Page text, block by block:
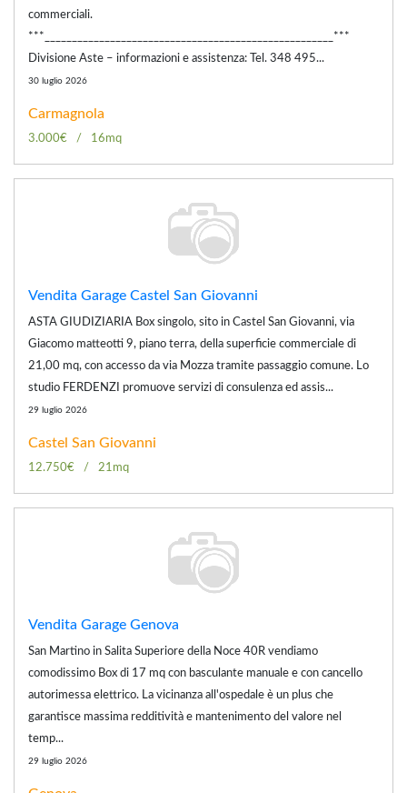
commerciali.
***_____________________________________________________***
Divisione Aste – informazioni e assistenza: Tel. 348 495...
30 luglio 2026
Carmagnola
3.000€ 16mq
Vendita Garage Castel San Giovanni
ASTA GIUDIZIARIA Box singolo, sito in Castel San Giovanni, via
Giacomo matteotti 9, piano terra, della superficie commerciale di
21,00 mq, con accesso da via Mozza tramite passaggio comune. Lo
studio FERDENZI promuove servizi di consulenza ed assis...
29 luglio 2026
Castel San Giovanni
12.750€ 21mq
Vendita Garage Genova
San Martino in Salita Superiore della Noce 40R vendiamo
comodissimo Box di 17 mq con basculante manuale e con cancello
autorimessa elettrico. La vicinanza all'ospedale è un plus che
garantisce massima redditività e mantenimento del valore nel
temp...
29 luglio 2026